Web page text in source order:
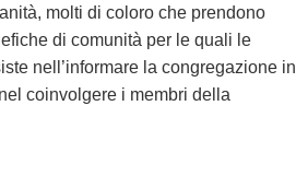
molti di coloro che prendono
di comunità per le quali le
nell’informare la congregazione in
coinvolgere i membri della